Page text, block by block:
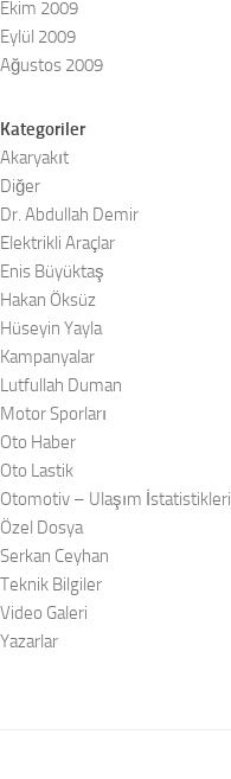
Ekim 2009
Eylül 2009
Ağustos 2009
Kategoriler
Akaryakıt
Diğer
Dr. Abdullah Demir
Elektrikli Araçlar
Enis Büyüktaş
Hakan Öksüz
Hüseyin Yayla
Kampanyalar
Lutfullah Duman
Motor Sporları
Oto Haber
Oto Lastik
Otomotiv – Ulaşım İstatistikleri
Özel Dosya
Serkan Ceyhan
Teknik Bilgiler
Video Galeri
Yazarlar